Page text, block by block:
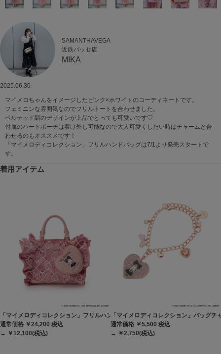
SAMANTHAVEGA
近鉄パッセ店
MIKA
2025.06.30
マイメロちゃんをイメージしたピンク×ホワイトのコーディネートです。
フェミニンな雰囲気なのでフリルトートを合わせました。
ベルテッド調のデザインが上品でとっても可愛いです♡
付属のハートポーチは着け外し可能なので大人可愛くしたい時はチャームと合
わせるのもオススメです！
「マイメロディコレクション」フリルハンドバッグは7/1より発売スタートで
す。
着用アイテム
「マイメロディコレクション」フリルハンドバッグ
通常価格 ￥24,200 税込
→ ￥12,100(税込)
「マイメロディコレクション」バッグチ
通常価格 ￥5,500 税込
→ ￥2,750(税込)